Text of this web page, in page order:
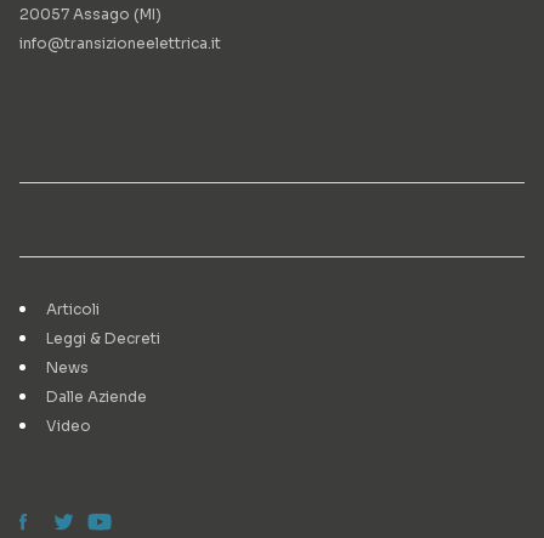
20057 Assago (MI)
info@transizioneelettrica.it
Articoli
Leggi & Decreti
News
Dalle Aziende
Video